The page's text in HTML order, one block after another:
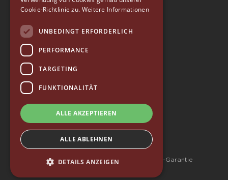
Via Luigi Longo 39/41
50019, Sesto Fiorentino (FI) - ITALY
Tel. +39 055 4200011
Fax +39 055 4200010
P. Iva 03094860487
info@eureka.co.it
© 2026 EUREKA • alle rechte vorbehalten
Whistleblowing
Qualitätspolitik
Zugänglichkeit
Datenschutzrichtlinie
Wertecharta
Allgemeine Geschäftsbedingungen – 10-Jahres-Garantie
RUSSIAN
Cookie-Richtlinie zu. Weitere Informationen
UNBEDINGT ERFORDERLICH
PERFORMANCE
TARGETING
FUNKTIONALITÄT
ALLE AKZEPTIEREN
ALLE ABLEHNEN
DETAILS ANZEIGEN